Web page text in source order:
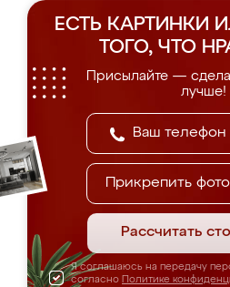
ЕСТЬ КАРТИНКИ
ТОГО, ЧТО
Присылайте —
лучше!
Прикрепить фото
Рассчитать
Я соглашаюсь на передачу
согласно Политике